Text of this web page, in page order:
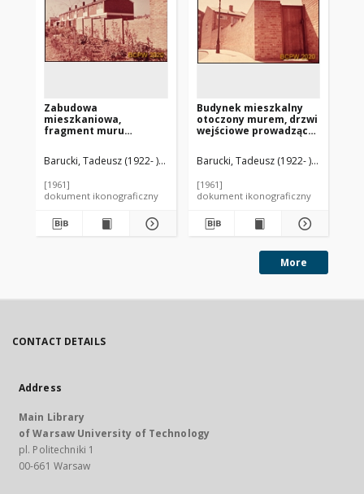
Zabudowa
mieszkaniowa,
fragment muru
w zabudowie
szeregowej, Hatfield,
Barucki, Tadeusz (1922- ). Fotograf
[1961]
dokument ikonograficzny
Budynek mieszkalny
otoczony murem, drzwi
wejściowe prowadzące
wewnętrzny, Londyn,
Wielka Brytania
Barucki, Tadeusz (1922- ). Fotograf
[1961]
dokument ikonograficzny
More
CONTACT DETAILS
Address
Main Library
of Warsaw University of Technology
pl. Politechniki 1
00-661 Warsaw